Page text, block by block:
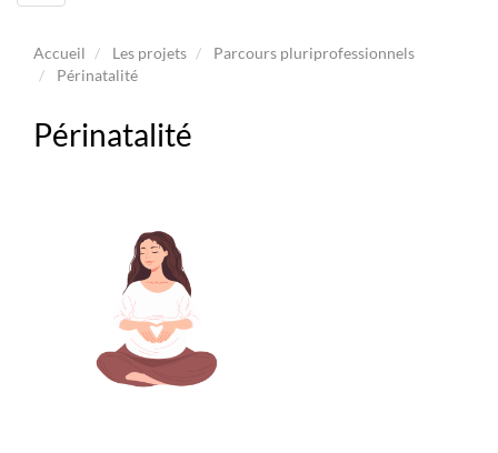
navigation
Accueil Les projets
Parcours pluriprofessionnels
Périnatalité
Périnatalité